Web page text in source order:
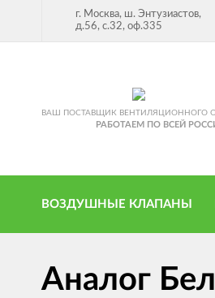
г. Москва, ш. Энтузиастов,
д.56, с.32, оф.335
ВАШ ПОСТАВЩИК ВЕНТИЛЯЦИОННОГО
РАБОТАЕМ ПО ВСЕЙ
ВОЗДУШНЫЕ КЛАПАНЫ
Аналог